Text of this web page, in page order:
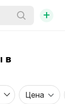
+
в
Цена